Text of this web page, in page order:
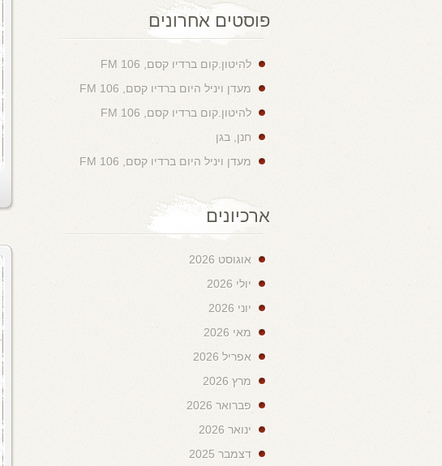
פוסטים אחרונים
להיטון.קום ברדיו קסם, 106 FM
מעדן ויניל היום ברדיו קסם, 106 FM
להיטון.קום ברדיו קסם, 106 FM
חנן, בגן
מעדן ויניל היום ברדיו קסם, 106 FM
ארכיונים
אוגוסט 2026
יולי 2026
יוני 2026
מאי 2026
אפריל 2026
מרץ 2026
פברואר 2026
ינואר 2026
דצמבר 2025